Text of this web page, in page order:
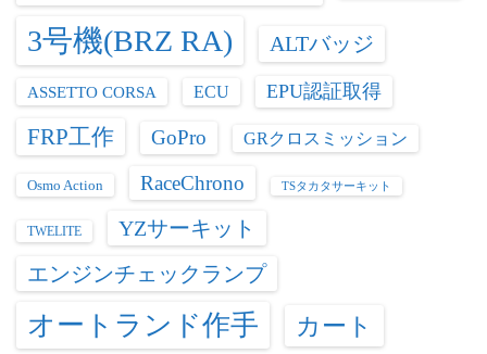
3号機(BRZ RA) ALTバッジ
ASSETTO CORSA ECU EPU認証取得
FRP工作 GoPro GRクロスミッション
Osmo Action RaceChrono TSタカタサーキット
TWELITE
YZサーキット
エンジンチェックランプ
オートランド作手
カート